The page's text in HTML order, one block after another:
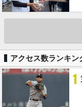
アクセス数ランキン
1